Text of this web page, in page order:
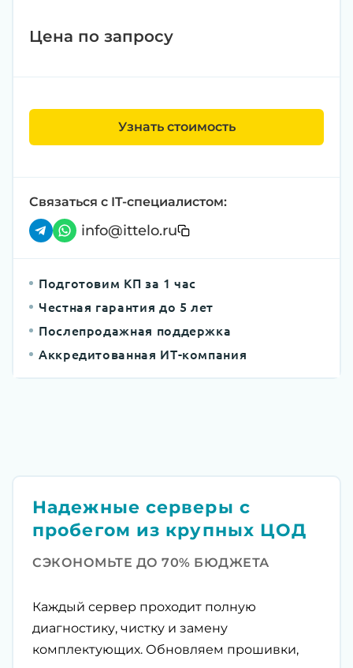
Цена по запросу
Узнать стоимость
Связаться с IT-специалистом:
info@ittelo.ru
Подготовим КП за 1 час
Честная гарантия до 5 лет
Послепродажная поддержка
Аккредитованная ИТ-компания
Надежные серверы с
пробегом из крупных ЦОД
СЭКОНОМЬТЕ ДО 70% БЮДЖЕТА
Каждый сервер проходит полную
диагностику, чистку и замену
комплектующих. Обновляем прошивки,